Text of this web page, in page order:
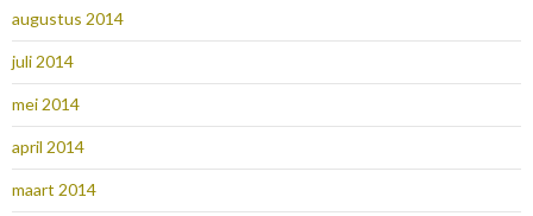
augustus 2014
juli 2014
mei 2014
april 2014
maart 2014